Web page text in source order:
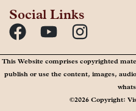
Social Links
This Website comprises copyrighted
publish or use the content, images,
©2026 Copyright: